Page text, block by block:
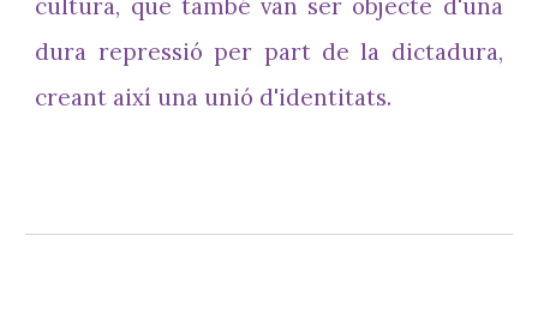
cultura, que també van ser objecte d'una
dura repressió per part de la dictadura,
creant així una unió d'identitats.